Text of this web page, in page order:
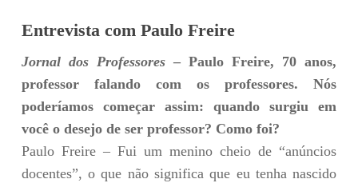
Entrevista com Paulo Freire
Jornal dos Professores– Paulo Freire, 70 anos,
professor falando com os professores. Nós
poderíamos começar assim: quando surgiu em
você o desejo de ser professor? Como foi?
Paulo Freire – Fui um menino cheio de “anúncios
docentes”, o que não significa que eu tenha nascido